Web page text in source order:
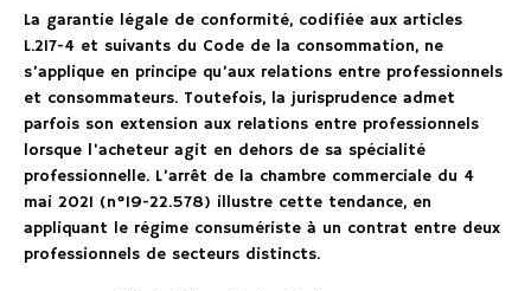
La garantie légale de conformité, codifiée aux articles
L.217-4 et suivants du Code de la consommation, ne
s’applique en principe qu’aux relations entre professionnels
et consommateurs. Toutefois, la jurisprudence admet
parfois son extension aux relations entre professionnels
lorsque l’acheteur agit en dehors de sa spécialité
professionnelle. L’arrêt de la chambre commerciale du 4
mai 2021 (n°19-22.578) illustre cette tendance, en
appliquant le régime consumériste à un contrat entre deux
professionnels de secteurs distincts.